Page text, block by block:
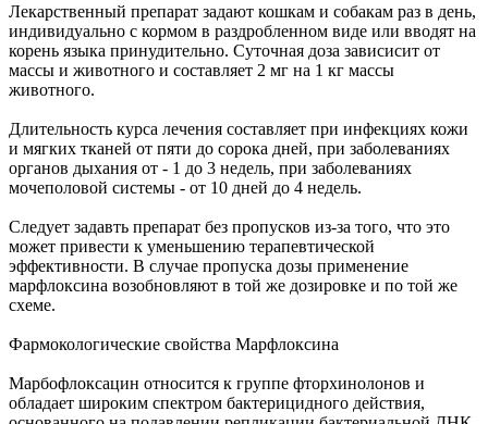
Лекарственный препарат задают кошкам и собакам раз в день,
индивидуально с кормом в раздробленном виде или вводят на
корень языка принудительно. Суточная доза зависисит от
массы и животного и составляет 2 мг на 1 кг массы
животного.
Длительность курса лечения составляет при инфекциях кожи
и мягких тканей от пяти до сорока дней, при заболеваниях
органов дыхания от - 1 до 3 недель, при заболеваниях
мочеполовой системы - от 10 дней до 4 недель.
Следует задавть препарат без пропусков из-за того, что это
может привести к уменьшению терапевтической
эффективности. В случае пропуска дозы применение
марфлоксина возобновляют в той же дозировке и по той же
схеме.
Фармокологические свойства Марфлоксина
Марбофлоксацин относится к группе фторхинолонов и
обладает широким спектром бактерицидного действия,